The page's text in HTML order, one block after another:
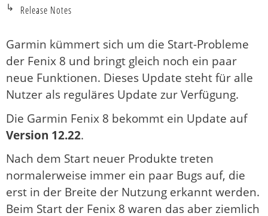
Garmin kümmert sich um die Start-Probleme
der Fenix 8 und bringt gleich noch ein paar
neue Funktionen. Dieses Update steht für alle
Nutzer als reguläres Update zur Verfügung.
Die Garmin Fenix 8 bekommt ein Update auf
Version 12.22.
Nach dem Start neuer Produkte treten
normalerweise immer ein paar Bugs auf, die
erst in der Breite der Nutzung erkannt werden.
Beim Start der Fenix 8 waren das aber ziemlich
Release Notes